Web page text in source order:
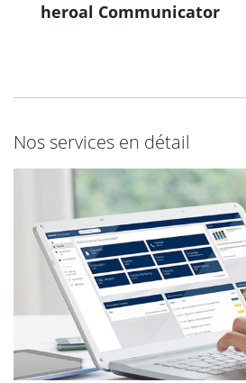
heroal Communicator
Nos services en détail